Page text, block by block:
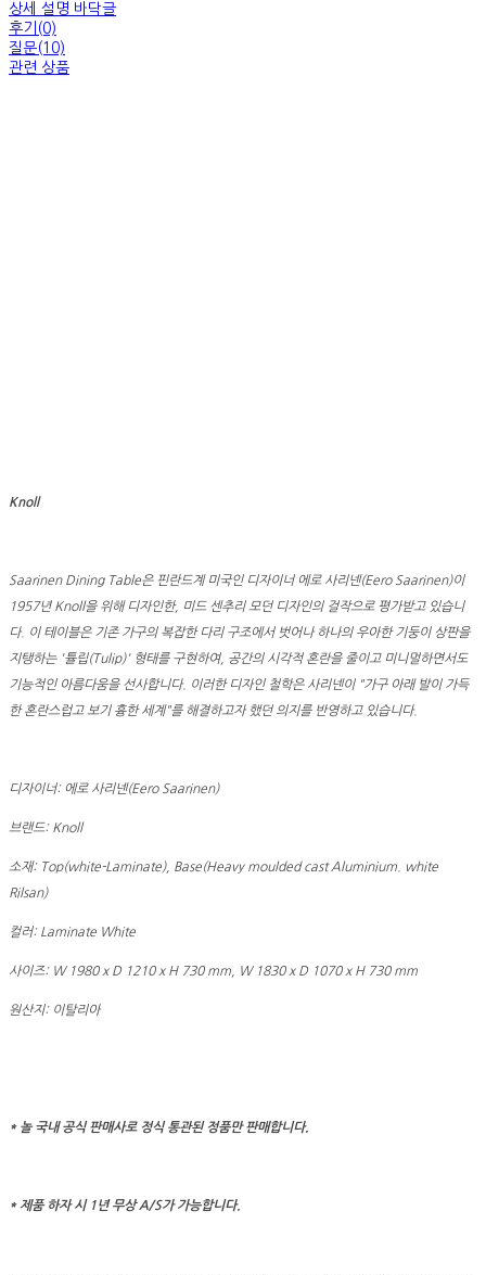
상세 설명 바닥글
후기(0)
질문(10)
관련 상품
Knoll
Saarinen Dining Table은 핀란드계 미국인 디자이너 에로 사리넨(Eero Saarinen)이
1957년 Knoll을 위해 디자인한, 미드 센추리 모던 디자인의 걸작으로 평가받고 있습니
다. 이 테이블은 기존 가구의 복잡한 다리 구조에서 벗어나 하나의 우아한 기둥이 상판을
지탱하는 '튤립(Tulip)' 형태를 구현하여, 공간의 시각적 혼란을 줄이고 미니멀하면서도
기능적인 아름다움을 선사합니다. 이러한 디자인 철학은 사리넨이 "가구 아래 발이 가득
한 혼란스럽고 보기 흉한 세계"를 해결하고자 했던 의지를 반영하고 있습니다.
디자이너: 에로 사리넨(Eero Saarinen)
브랜드: Knoll
소재: Top(white-Laminate), Base(Heavy moulded cast Aluminium. white
Rilsan)
컬러: Laminate White
사이즈: W 1980 x D 1210 x H 730 mm, W 1830 x D 1070 x H 730 mm
원산지: 이탈리아
* 놀 국내 공식 판매사로 정식 통관된 정품만 판매합니다.
* 제품 하자 시 1년 무상 A/S가 가능합니다.